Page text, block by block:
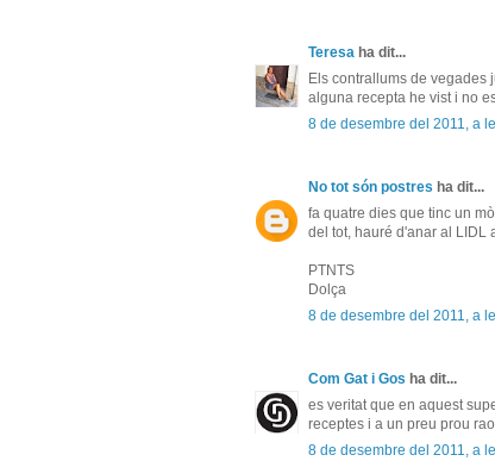
Teresa ha dit...
Els contrallums de vegades
alguna recepta he vist i no
8 de desembre del 2011, a
No tot són postres ha dit...
fa quatre dies que tinc un
del tot, hauré d'anar al LIDL
PTNTS
Dolça
8 de desembre del 2011, a
Com Gat i Gos ha dit...
es veritat que en aquest
receptes i a un preu prou
8 de desembre del 2011, a